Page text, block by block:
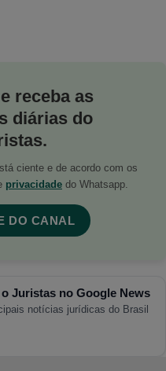
receba as
diárias do
ciente e de acordo com os
privacidade do Whatsapp.
DO CANAL
Juristas no Google News
notícias jurídicas do Brasil